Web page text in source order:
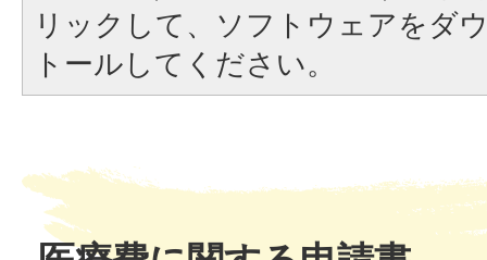
リックして、ソフトウェアをダ
トールしてください。